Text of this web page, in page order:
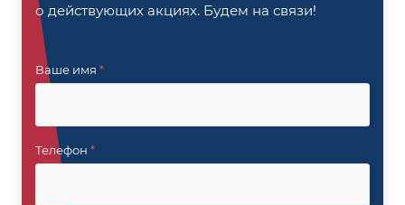
о действующих акциях. Будем на связи!
Ваше имя *
Телефон *